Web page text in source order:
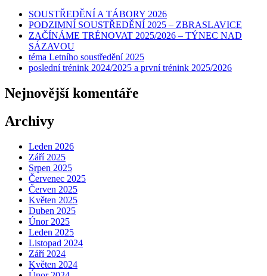
SOUSTŘEDĚNÍ A TÁBORY 2026
PODZIMNÍ SOUSTŘEDĚNÍ 2025 – ZBRASLAVICE
ZAČÍNÁME TRÉNOVAT 2025/2026 – TÝNEC NAD
SÁZAVOU
téma Letního soustředění 2025
poslední trénink 2024/2025 a první trénink 2025/2026
Nejnovější komentáře
Archivy
Leden 2026
Září 2025
Srpen 2025
Červenec 2025
Červen 2025
Květen 2025
Duben 2025
Únor 2025
Leden 2025
Listopad 2024
Září 2024
Květen 2024